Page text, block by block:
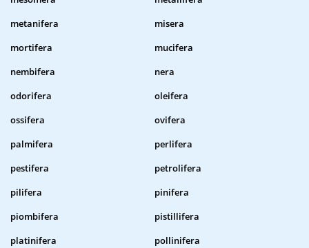
metanifera
misera
mortifera
mucifera
nembifera
nera
odorifera
oleifera
ossifera
ovifera
palmifera
perlifera
pestifera
petrolifera
pilifera
pinifera
piombifera
pistillifera
platinifera
pollinifera